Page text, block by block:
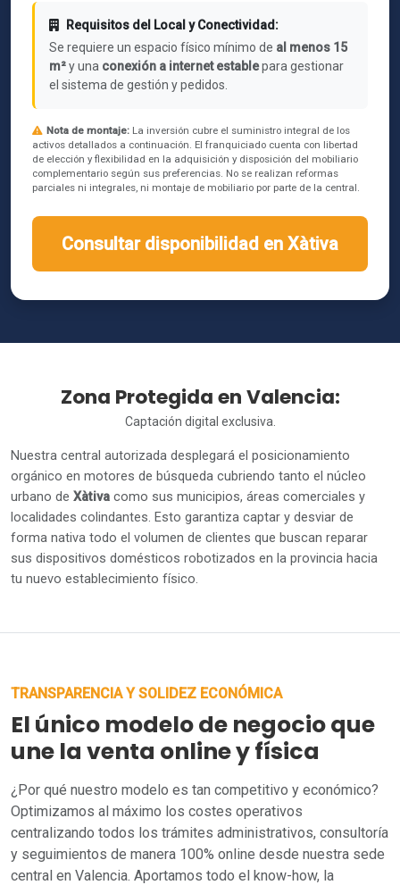
Requisitos del Local y Conectividad:
Se requiere un espacio físico mínimo de al menos 15
m²y una conexión a internet establepara gestionar
el sistema de gestión y pedidos.
Nota de montaje: La inversión cubre el suministro integral de los
activos detallados a continuación. El franquiciado cuenta con libertad
de elección y flexibilidad en la adquisición y disposición del mobiliario
complementario según sus preferencias. No se realizan reformas
parciales ni integrales, ni montaje de mobiliario por parte de la central.
Consultar disponibilidad en Xàtiva
Zona Protegida en Valencia:
Captación digital exclusiva.
Nuestra central autorizada desplegará el posicionamiento
orgánico en motores de búsqueda cubriendo tanto el núcleo
urbano de Xàtiva como sus municipios, áreas comerciales y
localidades colindantes. Esto garantiza captar y desviar de
forma nativa todo el volumen de clientes que buscan reparar
sus dispositivos domésticos robotizados en la provincia hacia
tu nuevo establecimiento físico.
TRANSPARENCIA Y SOLIDEZ ECONÓMICA
El único modelo de negocio que
une la venta online y física
¿Por qué nuestro modelo es tan competitivo y económico?
Optimizamos al máximo los costes operativos
centralizando todos los trámites administrativos, consultoría
y seguimientos de manera 100% online desde nuestra sede
central en Valencia. Aportamos todo el know-how, la